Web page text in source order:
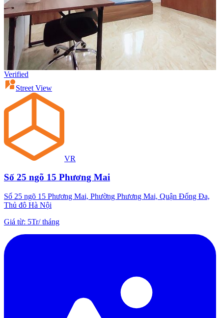
Verified
Street View
VR
Số 25 ngõ 15 Phương Mai
Số 25 ngõ 15 Phương Mai, Phường Phương Mai, Quận Đống Đa,
Thủ đô Hà Nội
Giá từ: 5Tr/tháng